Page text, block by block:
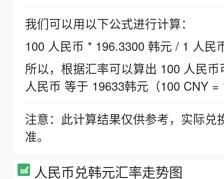
我们可以用以下公式进行计算：
100 人民币 * 196.3300 韩元 / 1 人民
所以，根据汇率可以算出 100 人民
人民币 等于 19633韩元（100 CNY =
注意：此计算结果仅供参考，实际
准。
人民币兑韩元汇率走势图